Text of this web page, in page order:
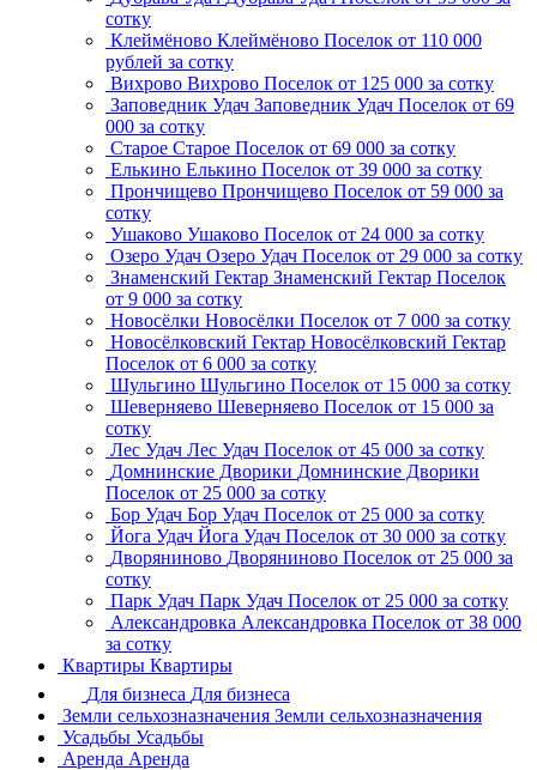
сотку
Клеймёново Клеймёново Поселок от 110 000
рублей за сотку
Вихрово Вихрово Поселок от 125 000 за сотку
Заповедник Удач Заповедник Удач Поселок от 69
000 за сотку
Старое Старое Поселок от 69 000 за сотку
Елькино Елькино Поселок от 39 000 за сотку
Прончищево Прончищево Поселок от 59 000 за
сотку
Ушаково Ушаково Поселок от 24 000 за сотку
Озеро Удач Озеро Удач Поселок от 29 000 за сотку
Знаменский Гектар Знаменский Гектар Поселок
от 9 000 за сотку
Новосёлки Новосёлки Поселок от 7 000 за сотку
Новосёлковский Гектар Новосёлковский Гектар
Поселок от 6 000 за сотку
Шульгино Шульгино Поселок от 15 000 за сотку
Шеверняево Шеверняево Поселок от 15 000 за
сотку
Лес Удач Лес Удач Поселок от 45 000 за сотку
Домнинские Дворики Домнинские Дворики
Поселок от 25 000 за сотку
Бор Удач Бор Удач Поселок от 25 000 за сотку
Йога Удач Йога Удач Поселок от 30 000 за сотку
Дворяниново Дворяниново Поселок от 25 000 за
сотку
Парк Удач Парк Удач Поселок от 25 000 за сотку
Александровка Александровка Поселок от 38 000
за сотку
Квартиры Квартиры
Для бизнеса Для бизнеса
Земли сельхозназначения Земли сельхозназначения
Усадьбы Усадьбы
Аренда Аренда